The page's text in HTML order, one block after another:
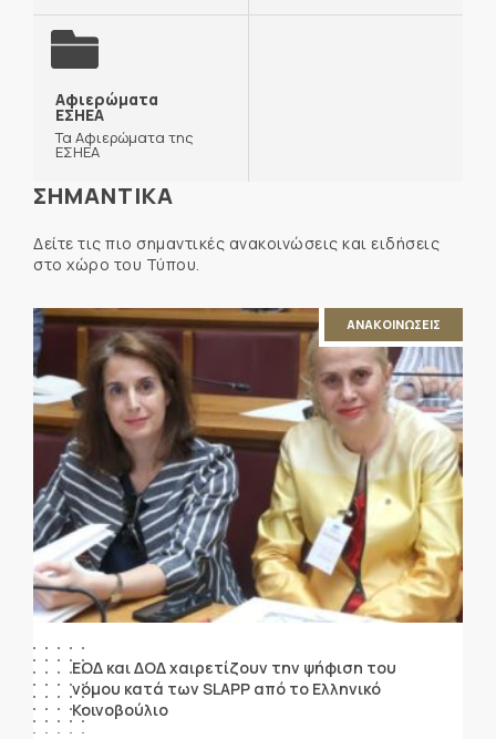
Αφιερώματα
ΕΣΗΕΑ
Τα Αφιερώματα της
ΕΣΗΕΑ
ΣΗΜΑΝΤΙΚΑ
Δείτε τις πιο σημαντικές ανακοινώσεις και ειδήσεις
στο χώρο του Τύπου.
ΑΝΑΚΟΙΝΩΣΕΙΣ
ΕΟΔ και ΔΟΔ χαιρετίζουν την ψήφιση του
νόμου κατά των SLAPP από το Ελληνικό
Κοινοβούλιο